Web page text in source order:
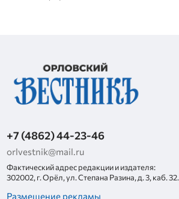
+7 (4862) 44-23-46
orlvestnik@mail.ru
Фактический адрес редакции и издателя:
302002, г. Орёл, ул. Степана Разина, д. 3, каб. 32.
Размещение рекламы